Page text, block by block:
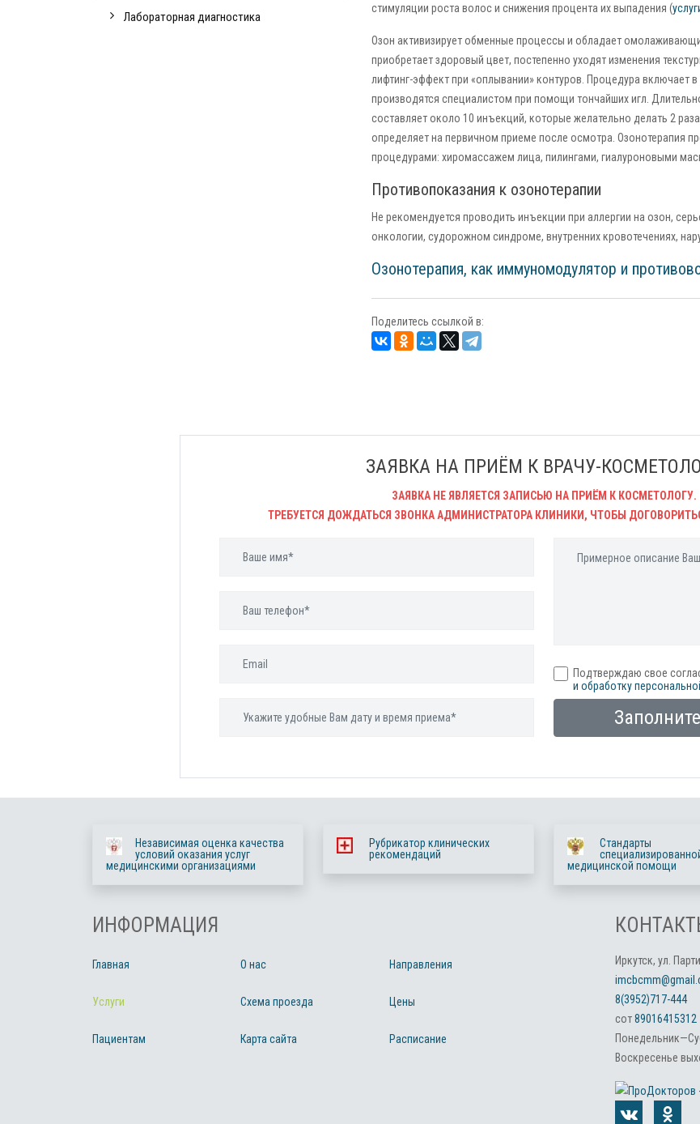
Лабораторная диагностика
стимуляции роста волос и снижения процента их выпадения (
Озон активизирует обменные процессы и обладает
приобретает здоровый цвет, постепенно уходят изменения
лифтинг-эффект при «оплывании» контуров. Процедура включает
производятся специалистом при помощи тончайших игл.
составляет около 10 инъекций, которые желательно делать 2
определяет на первичном приеме после осмотра. Озонотерапия
процедурами: хиромассажем лица, пилингами, гиалуроновыми
Противопоказания к озонотерапии
Не рекомендуется проводить инъекции при аллергии на озон,
онкологии, судорожном синдроме, внутренних кровотечениях,
Озонотерапия, как иммуномодулятор и
Поделитесь ссылкой в:
ЗАЯВКА НА ПРИЁМ К ВРАЧУ-
ЗАЯВКА НЕ ЯВЛЯЕТСЯ ЗАПИСЬЮ НА ПРИЁМ К КОСМЕТОЛОГУ.
ТРЕБУЕТСЯ ДОЖДАТЬСЯ ЗВОНКА АДМИНИСТРАТОРА КЛИНИКИ, ЧТОБЫ
Подтверждаю свое
и обработку
Независимая оценка качества
условий оказания услуг
медицинскими организациями
Рубрикатор клинических
рекомендаций
Стандарты
медицинской помощи
ИНФОРМАЦИЯ
Главная О нас Направления
Услуги Схема проезда Цены
Пациентам Карта сайта Расписание
Иркутск, ул.
8(3952)717-444
сот89016415312
Воскресенье